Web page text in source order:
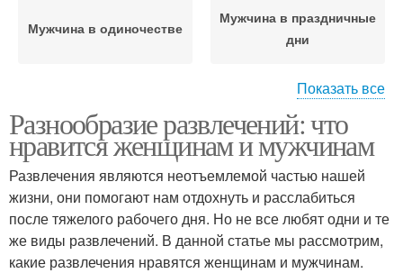
Мужчина в одиночестве
Мужчина в праздничные
дни
Мужчина в летние
месяцы
Мужчина в зимние
месяцы
Мужчина в зависимости
Мужчины в разных
странах
Показать все
Разнообразие развлечений: что
нравится женщинам и мужчинам
Развлечения являются неотъемлемой частью нашей
жизни, они помогают нам отдохнуть и расслабиться
после тяжелого рабочего дня. Но не все любят одни и те
же виды развлечений. В данной статье мы рассмотрим,
какие развлечения нравятся женщинам и мужчинам.